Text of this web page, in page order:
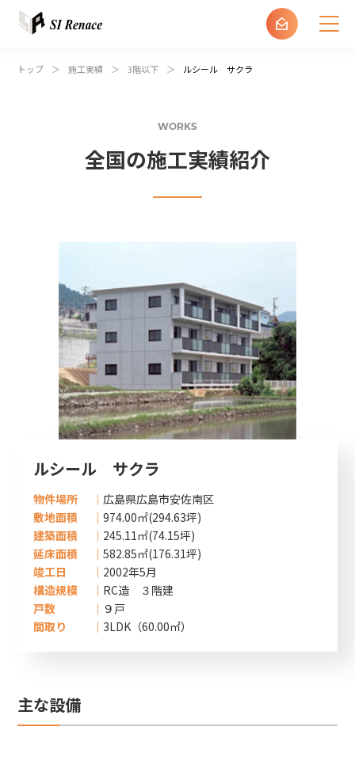
建設・不動産会社の方
ルネス加盟店の方
エス・アイ・ルネスについて
商品紹介
トップ 施工実績 3階以下 ルシール サクラ
WORKS
全国の施工実績紹介
ルシール サクラ
物件場所
広島県広島市安佐南区
敷地面積
974.00㎡(294.63坪)
建築面積
245.11㎡(74.15坪)
延床面積
582.85㎡(176.31坪)
竣工日
2002年5月
構造規模
RC造 ３階建
戸数
９戸
間取り
3LDK（60.00㎡）
主な設備